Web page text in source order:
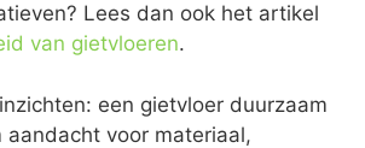
Lees dan ook het artikel
van gietvloeren.
een gietvloer duurzaam
aandacht voor materiaal,